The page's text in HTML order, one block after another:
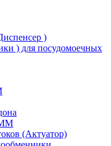
)
) для посудомоечных
(Актуатор)